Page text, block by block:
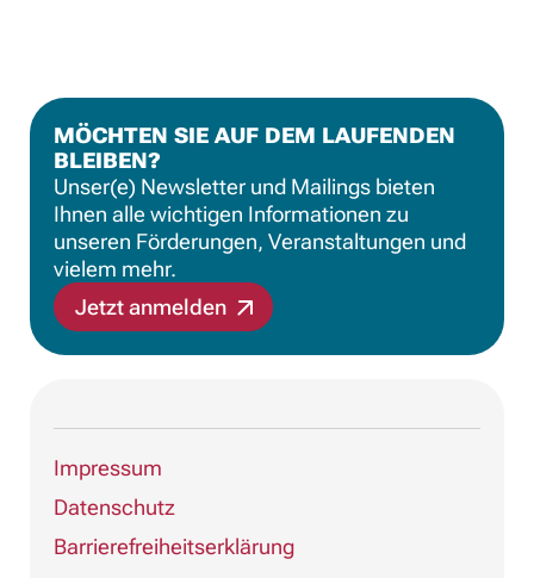
s
c
r
o
l
l
e
n
s
s
c
r
o
l
l
n
MÖCHTEN SIE AUF DEM LAUFENDEN
BLEIBEN?
Unser(e) Newsletter und Mailings bieten
Ihnen alle wichtigen Informationen zu
unseren Förderungen, Veranstaltungen und
vielem mehr.
Jetzt anmelden
Impressum
Datenschutz
Barrierefreiheitserklärung